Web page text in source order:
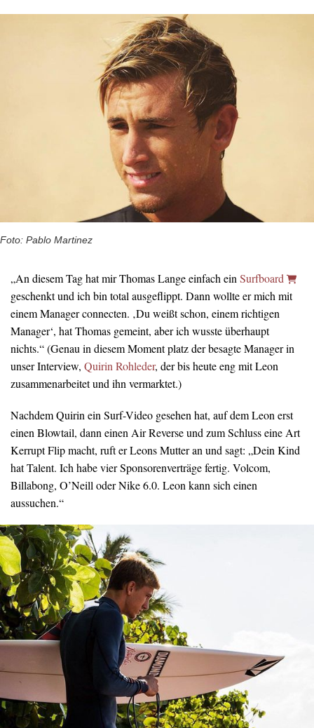
Foto: Pablo Martinez
„An diesem Tag hat mir Thomas Lange einfach einSurfboard
geschenkt und ich bin total ausgeflippt. Dann wollte er mich mit
einem Manager connecten. ‚Du weißt schon, einem richtigen
Manager‘, hat Thomas gemeint, aber ich wusste überhaupt
nichts.“ (Genau in diesem Moment platz der besagte Manager in
unser Interview, Quirin Rohleder, der bis heute eng mit Leon
zusammenarbeitet und ihn vermarktet.)
Nachdem Quirin ein Surf-Video gesehen hat, auf dem Leon erst
einen Blowtail, dann einen Air Reverse und zum Schluss eine Art
Kerrupt Flip macht, ruft er Leons Mutter an und sagt: „Dein Kind
hat Talent. Ich habe vier Sponsorenverträge fertig. Volcom,
Billabong, O’Neill oder Nike 6.0. Leon kann sich einen
aussuchen.“